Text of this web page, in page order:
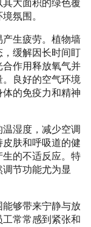
大面积的绿色覆
氛围。
生疲劳。植物墙
缓解因长时间盯
合作用释放氧气并
良好的空气环境
的免疫力和精神
湿度，减少空调
肤和呼吸道的健
生的不适反应。特
节功能尤为显
够带来宁静与放
常常感到紧张和